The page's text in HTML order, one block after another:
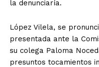
la denunciaría.
López Vilela, se
presentada ante la
su colega Paloma
presuntos tocamientos